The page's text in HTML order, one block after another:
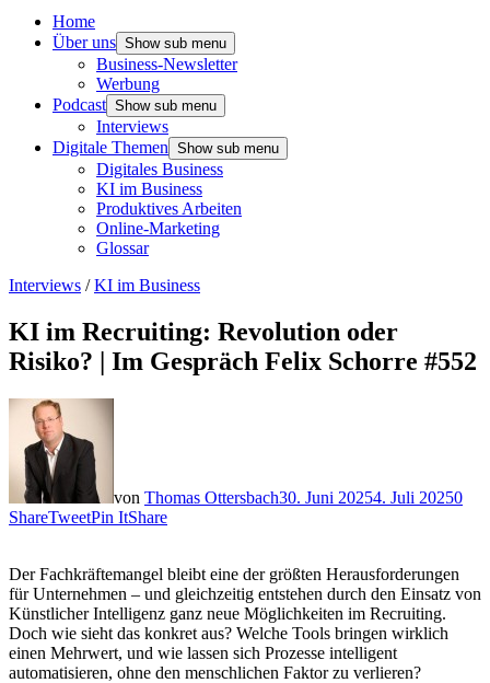
Home
Über uns Show sub menu
Business-Newsletter
Werbung
Podcast Show sub menu
Interviews
Digitale Themen Show sub menu
Digitales Business
KI im Business
Produktives Arbeiten
Online-Marketing
Glossar
Interviews /KI im Business
KI im Recruiting: Revolution oder
Risiko? | Im Gespräch Felix Schorre #552
von Thomas Ottersbach30. Juni 20254. Juli 20250
ShareTweetPin ItShare
Der Fachkräftemangel bleibt eine der größten Herausforderungen
für Unternehmen – und gleichzeitig entstehen durch den Einsatz von
Künstlicher Intelligenz ganz neue Möglichkeiten im Recruiting.
Doch wie sieht das konkret aus? Welche Tools bringen wirklich
einen Mehrwert, und wie lassen sich Prozesse intelligent
automatisieren, ohne den menschlichen Faktor zu verlieren?